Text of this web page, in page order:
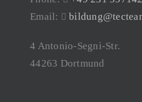
Email:
4 Antonio-Segni-Str.
44263 Dortmund